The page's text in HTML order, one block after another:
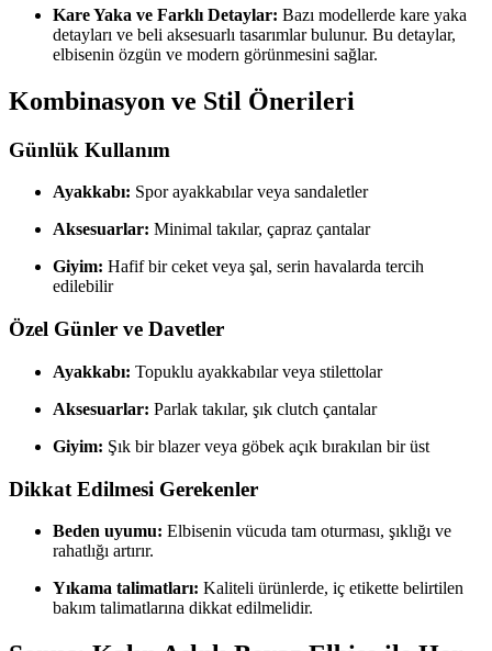
Kare Yaka ve Farklı Detaylar: Bazı modellerde kare yaka
detayları ve beli aksesuarlı tasarımlar bulunur. Bu detaylar,
elbisenin özgün ve modern görünmesini sağlar.
Kombinasyon ve Stil Önerileri
Günlük Kullanım
Ayakkabı: Spor ayakkabılar veya sandaletler
Aksesuarlar: Minimal takılar, çapraz çantalar
Giyim: Hafif bir ceket veya şal, serin havalarda tercih
edilebilir
Özel Günler ve Davetler
Ayakkabı: Topuklu ayakkabılar veya stilettolar
Aksesuarlar: Parlak takılar, şık clutch çantalar
Giyim: Şık bir blazer veya göbek açık bırakılan bir üst
Dikkat Edilmesi Gerekenler
Beden uyumu: Elbisenin vücuda tam oturması, şıklığı ve
rahatlığı artırır.
Yıkama talimatları: Kaliteli ürünlerde, iç etikette belirtilen
bakım talimatlarına dikkat edilmelidir.